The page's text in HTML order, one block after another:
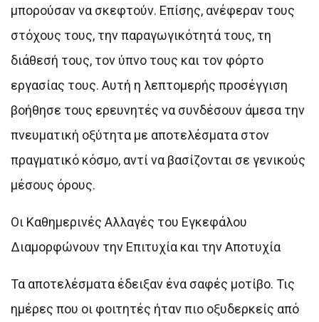
μπορούσαν να σκεφτούν. Επίσης, ανέφεραν τους
στόχους τους, την παραγωγικότητά τους, τη
διάθεσή τους, τον ύπνο τους και τον φόρτο
εργασίας τους. Αυτή η λεπτομερής προσέγγιση
βοήθησε τους ερευνητές να συνδέσουν άμεσα την
πνευματική οξύτητα με αποτελέσματα στον
πραγματικό κόσμο, αντί να βασίζονται σε γενικούς
μέσους όρους.
Οι Καθημερινές Αλλαγές του Εγκεφάλου
Διαμορφώνουν την Επιτυχία και την Αποτυχία
Τα αποτελέσματα έδειξαν ένα σαφές μοτίβο. Τις
ημέρες που οι φοιτητές ήταν πιο οξυδερκείς από